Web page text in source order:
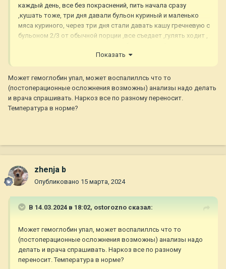
каждый день, все без покраснений, пить начала сразу
,кушать тоже, три дня давали бульон куриный и маленько
мяса куриного, через три дня стали давать кашу гречневую с
бульоном 2/3 от обычной порции ,все съедает ,гулять ходит ,
большому пошла через три дня ,ходит вроде как обычно,
собаку стало шатать , после операции ходит медленно ,но
вот стало ее шатать, по началу сразу после операции такого
не замечали., а тут конкретно ее заносит, ну так вот дома
когда ,вроде нормально ходит, а вот когда идет с прогулки ,
Показать
Может гемоглобин упал, может воспалиллсь что то
(постоперационные осложнения возможны) анализы надо делать
и врача спрашивать. Наркоз все по разному переносит.
Температура в норме?
zhenja b
Опубликовано 15 марта, 2024
В 14.03.2024 в 18:02, ostorozno сказал:
Может гемоглобин упал, может воспалиллсь что то
(постоперационные осложнения возможны) анализы надо
делать и врача спрашивать. Наркоз все по разному
переносит. Температура в норме?